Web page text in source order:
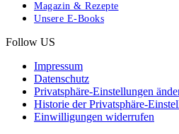
Magazin & Rezepte
Unsere E-Books
Follow US
Impressum
Datenschutz
Privatsphäre-Einstellungen
Historie der Privatsphäre-
Einwilligungen widerrufen